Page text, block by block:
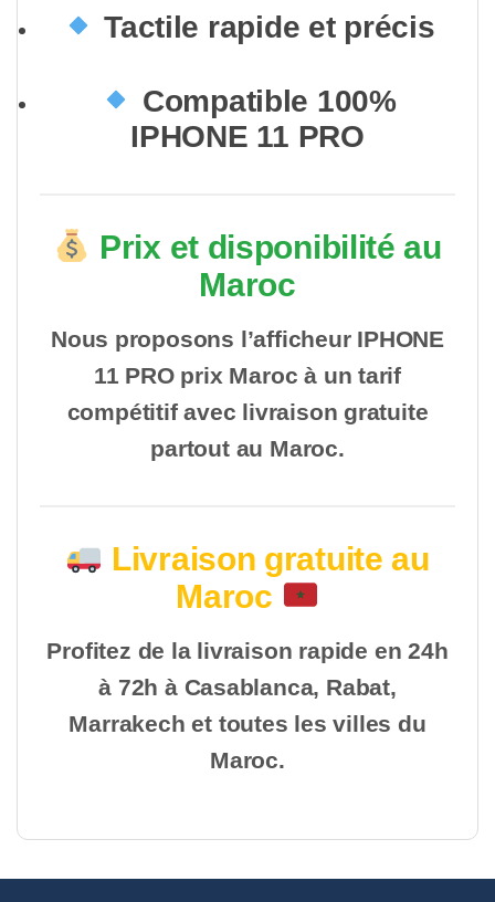
Tactile rapide et précis
Compatible 100%
IPHONE 11 PRO
Prix et disponibilité au
Maroc
Nous proposons l’afficheur IPHONE
11 PRO prix Maroc à un tarif
compétitif avec livraison gratuite
partout au Maroc.
Livraison gratuite au
Maroc
Profitez de la livraison rapide en 24h
à 72h à Casablanca, Rabat,
Marrakech et toutes les villes du
Maroc.